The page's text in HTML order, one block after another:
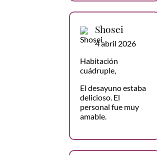
Shosei
4 abril 2026
Habitación
cuádruple,
El desayuno estaba
delicioso. El
personal fue muy
amable.